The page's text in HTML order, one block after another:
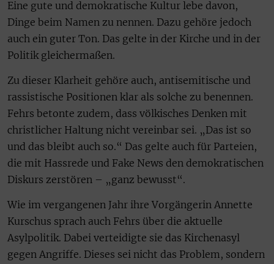
Eine gute und demokratische Kultur lebe davon,
Dinge beim Namen zu nennen. Dazu gehöre jedoch
auch ein guter Ton. Das gelte in der Kirche und in der
Politik gleichermaßen.
Zu dieser Klarheit gehöre auch, antisemitische und
rassistische Positionen klar als solche zu benennen.
Fehrs betonte zudem, dass völkisches Denken mit
christlicher Haltung nicht vereinbar sei. „Das ist so
und das bleibt auch so.“ Das gelte auch für Parteien,
die mit Hassrede und Fake News den demokratischen
Diskurs zerstören – „ganz bewusst“.
Wie im vergangenen Jahr ihre Vorgängerin Annette
Kurschus sprach auch Fehrs über die aktuelle
Asylpolitik. Dabei verteidigte sie das Kirchenasyl
gegen Angriffe. Dieses sei nicht das Problem, sondern